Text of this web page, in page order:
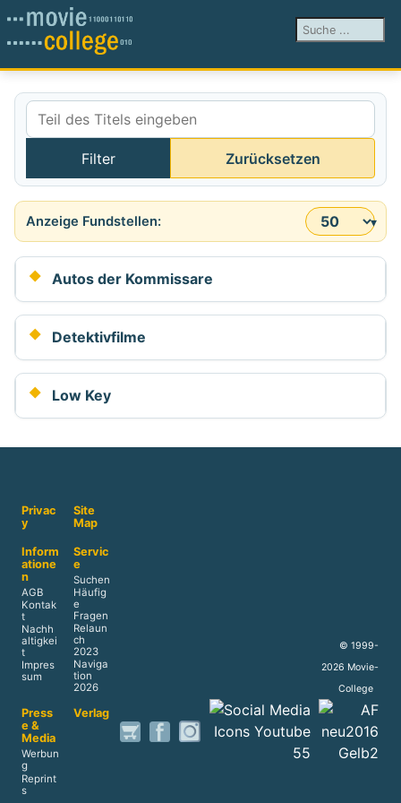
Suchen ...
Teil des Titels eingeben
Filter Zurücksetzen
Anzeige #
Autos der Kommissare
Detektivfilme
Low Key
Privac
y
Site
Map
Inform
atione
n
AGB
Kontak
t
Nachh
altigkei
t
Impres
sum
Servic
e
Suchen
Häufig
e
Fragen
Relaun
ch
2023
Naviga
tion
2026
Press
e &
Media
Werbun
g
Reprint
s
Verlag
© 1999-
2026 Movie-
College